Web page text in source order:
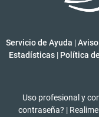
Servicio de Ayuda |Aviso
Estadísticas | Política
Uso profesional y
contraseña? |